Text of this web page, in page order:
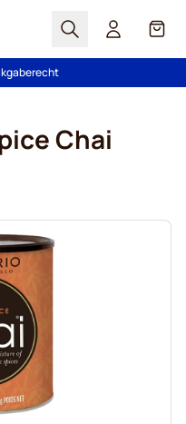
Suchen Cart
über CHF 49
Chai